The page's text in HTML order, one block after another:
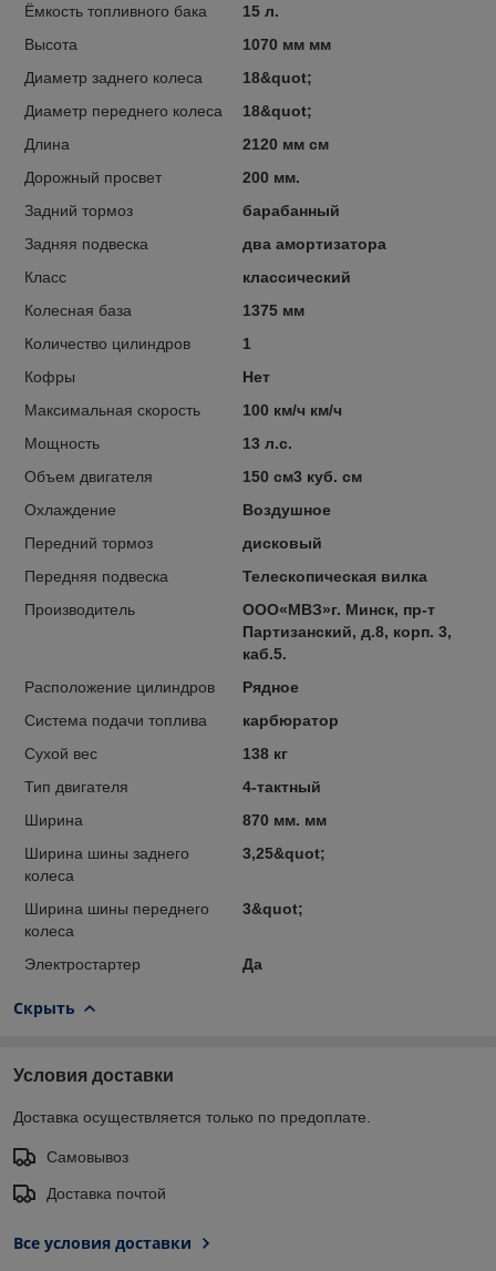
Ёмкость топливного бака
15 л.
Высота
1070 мм мм
Диаметр заднего колеса
18&quot;
Диаметр переднего колеса
18&quot;
Длина
2120 мм см
Дорожный просвет
200 мм.
Задний тормоз
барабанный
Задняя подвеска
два амортизатора
Класс
классический
Колесная база
1375 мм
Количество цилиндров
1
Кофры
Нет
Максимальная скорость
100 км/ч км/ч
Мощность
13 л.с.
Объем двигателя
150 см3 куб. см
Охлаждение
Воздушное
Передний тормоз
дисковый
Передняя подвеска
Телескопическая вилка
Производитель
ООО«МВЗ»г. Минск, пр-т
Партизанский, д.8, корп. 3,
каб.5.
Расположение цилиндров
Рядное
Система подачи топлива
карбюратор
Сухой вес
138 кг
Тип двигателя
4-тактный
Ширина
870 мм. мм
Ширина шины заднего
колеса
3,25&quot;
Ширина шины переднего
колеса
3&quot;
Электростартер Да
Скрыть
Условия доставки
Доставка осуществляется только по предоплате.
Самовывоз
Доставка почтой
Все условия доставки